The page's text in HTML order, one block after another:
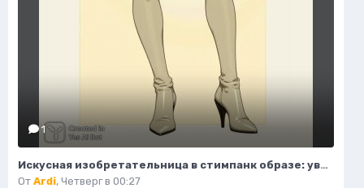
1
Искусная изобретательница в стимпанк образе: уверенность и элегантность в деталях. Нейросеть Flux
От Ardi, Четверг в 00:27